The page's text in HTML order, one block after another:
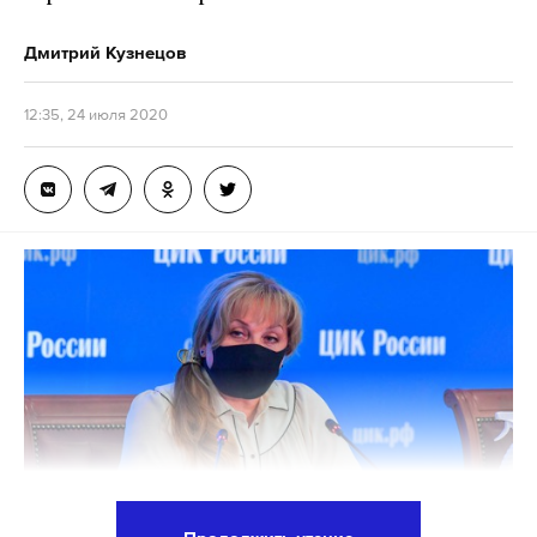
Дмитрий Кузнецов
12:35, 24 июля 2020